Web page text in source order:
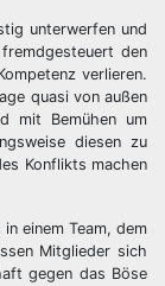
unterwerfen und
den
verlieren.
quasi von außen
mit Bemühen um
diesen zu
Konflikts machen
einem Team, dem
Mitglieder sich
gegen das Böse